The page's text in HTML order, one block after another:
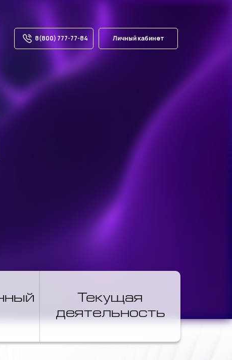
8(800) 777-77-84 Личный кабинет
Текущая
деятельность